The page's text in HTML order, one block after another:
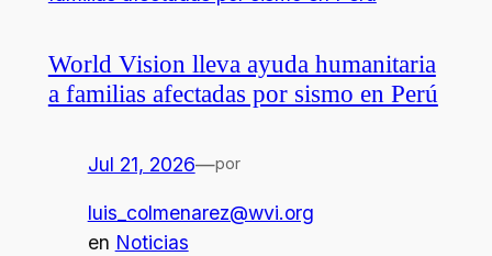
World Vision lleva ayuda humanitaria
a familias afectadas por sismo en Perú
Jul 21, 2026—por
luis_colmenarez@wvi.org
en Noticias